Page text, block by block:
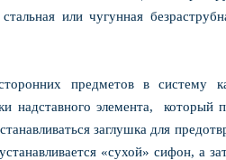
или чугунная
предметов в систему
надставного элемента, который
заглушка для
«сухой» сифон, а